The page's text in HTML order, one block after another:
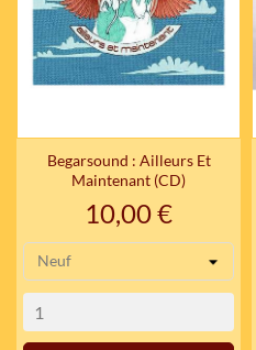
Begarsound : Ailleurs Et
Maintenant (CD)
Prix
10,00 €